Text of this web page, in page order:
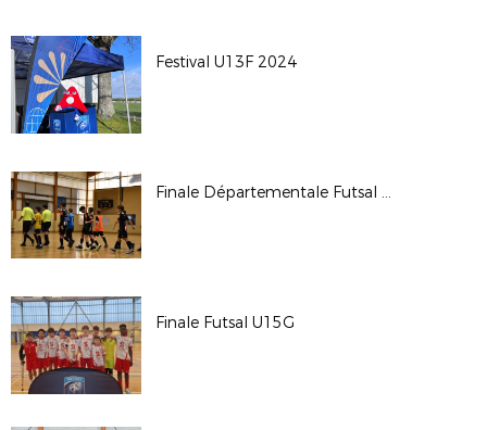
Festival U13F 2024
Finale Départementale Futsal 2024
Finale Futsal U15G